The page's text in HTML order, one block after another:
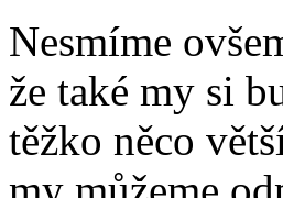
Nesmíme
že také my si
těžko něco